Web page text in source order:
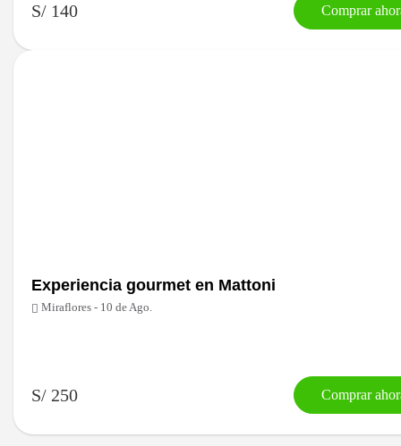
S/ 140 Comprar
Experiencia gourmet en Mattoni
Miraflores - 10 de Ago.
S/ 250 Comprar